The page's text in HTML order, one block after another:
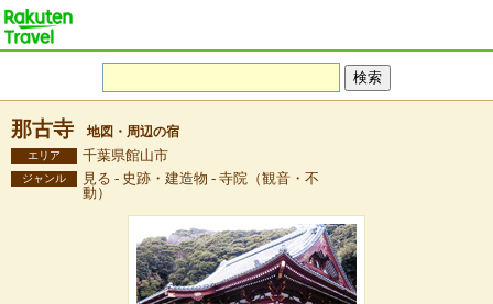
那古寺 地図・周辺の宿
エリア 千葉県館山市
ジャンル
見る - 史跡・建造物 - 寺院（観音・不
動）